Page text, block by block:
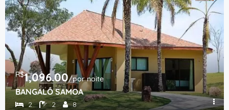
R$1,096.00/por noite
BANGALÔ SAMOA
2 2 8